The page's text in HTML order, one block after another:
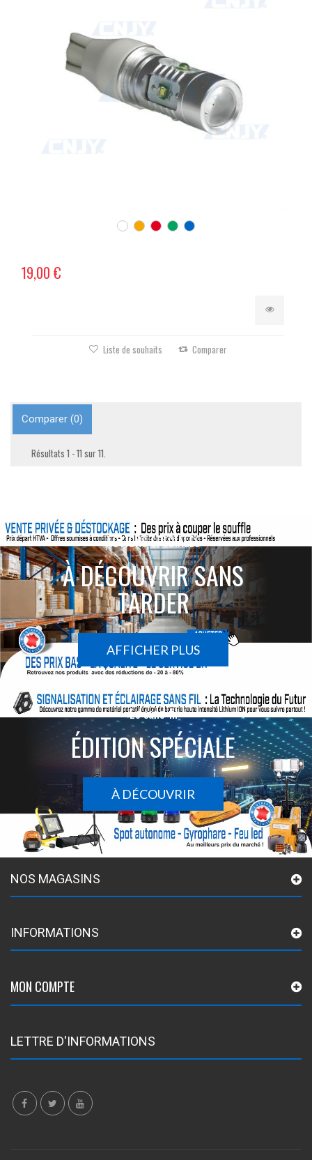
19,00 €
Liste de souhaits Comparer
Comparer (0)
Résultats 1 - 11 sur 11.
ACTIONS SPÉCIALES
À DÉCOUVRIR SANS
TARDER
AFFICHER PLUS
Le sans-fil
ÉDITION SPÉCIALE
À DÉCOUVRIR
NOS MAGASINS
INFORMATIONS
MON COMPTE
LETTRE D'INFORMATIONS